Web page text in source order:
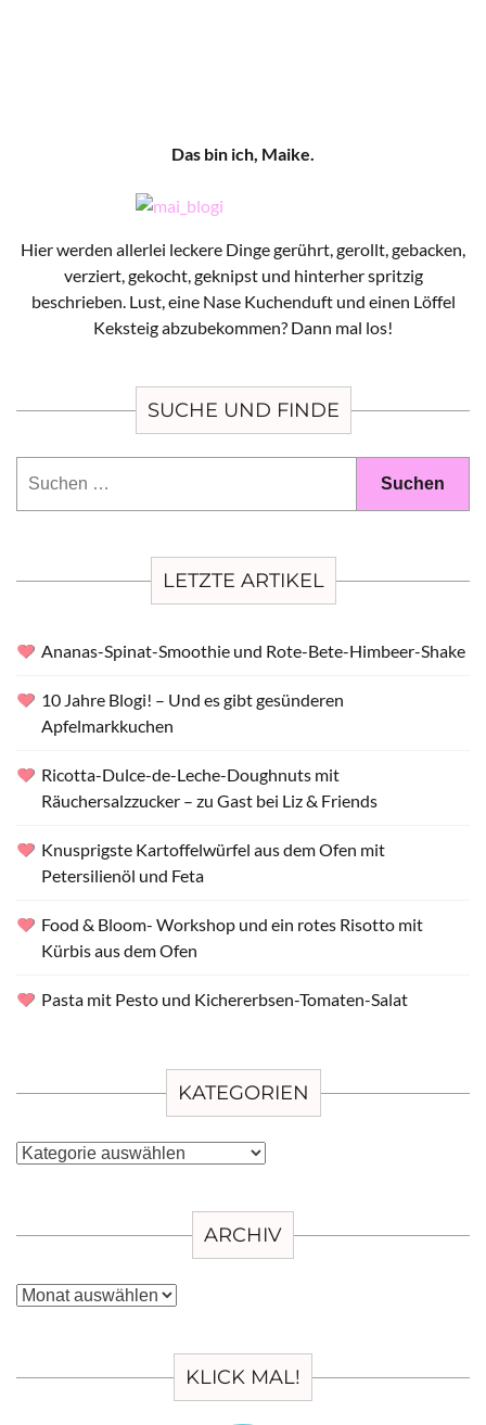
Das bin ich, Maike.
Hier werden allerlei leckere Dinge gerührt, gerollt, gebacken,
verziert, gekocht, geknipst und hinterher spritzig
beschrieben. Lust, eine Nase Kuchenduft und einen Löffel
Keksteig abzubekommen? Dann mal los!
SUCHE UND FINDE
LETZTE ARTIKEL
Ananas-Spinat-Smoothie und Rote-Bete-Himbeer-Shake
10 Jahre Blogi! – Und es gibt gesünderen
Apfelmarkkuchen
Ricotta-Dulce-de-Leche-Doughnuts mit
Räuchersalzzucker – zu Gast bei Liz & Friends
Knusprigste Kartoffelwürfel aus dem Ofen mit
Petersilienöl und Feta
Food & Bloom- Workshop und ein rotes Risotto mit
Kürbis aus dem Ofen
Pasta mit Pesto und Kichererbsen-Tomaten-Salat
KATEGORIEN
Kategorien
ARCHIV
Archiv
KLICK MAL!